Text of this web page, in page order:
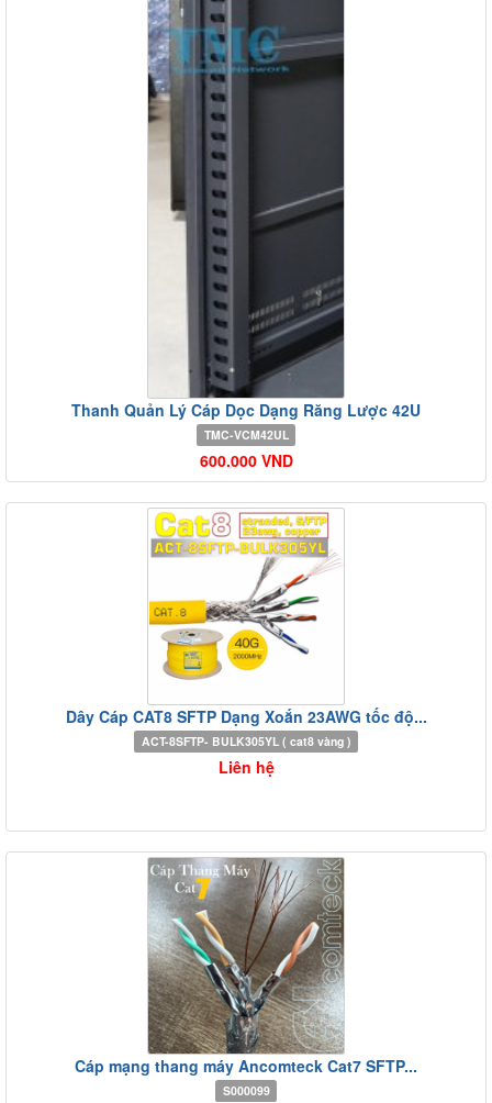
Thanh Quản Lý Cáp Dọc Dạng Răng Lược 42U
TMC-VCM42UL
600.000 VND
Dây Cáp CAT8 SFTP Dạng Xoắn 23AWG tốc độ...
ACT-8SFTP- BULK305YL ( cat8 vàng )
Liên hệ
Cáp mạng thang máy Ancomteck Cat7 SFTP...
S000099